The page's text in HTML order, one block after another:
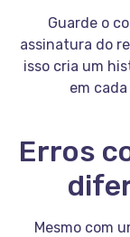
Guarde o
assinatura do
isso cria um
em
Erros
Mesmo com